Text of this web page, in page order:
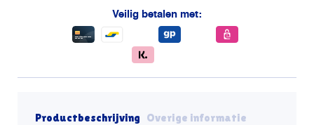
Veilig betalen met:
Productbeschrijving Overige informatie